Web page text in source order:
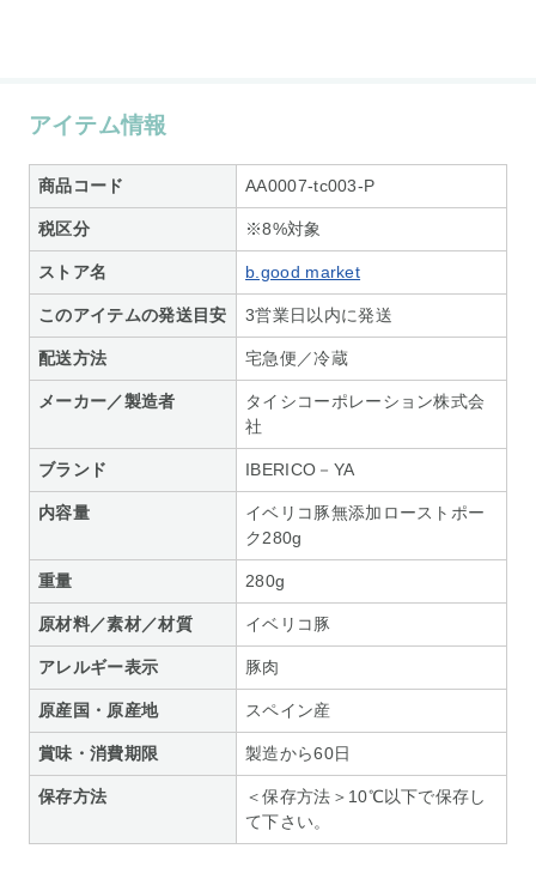
アイテム情報
商品コード AA0007-tc003-P
税区分 ※8%対象
ストア名 b.good market
このアイテムの発送目安 3営業日以内に発送
配送方法 宅急便／冷蔵
メーカー／製造者
タイシコーポレーション株式会
社
ブランド IBERICO－YA
内容量
イベリコ豚無添加ローストポー
ク280g
重量 280g
原材料／素材／材質 イベリコ豚
アレルギー表示 豚肉
原産国・原産地 スペイン産
賞味・消費期限 製造から60日
保存方法
＜保存方法＞10℃以下で保存し
て下さい。